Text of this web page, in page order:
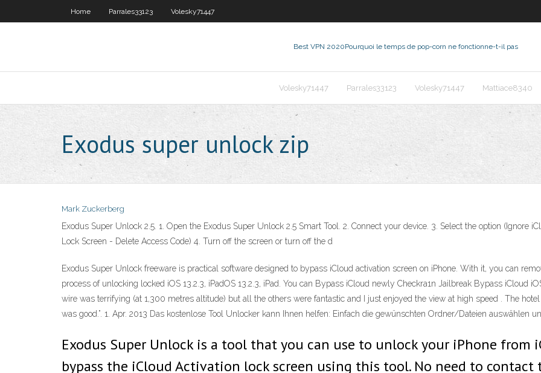
Home Parrales33123 Volesky71447
Best VPN 2020Pourquoi le temps de pop-corn ne fonctionne-t-il pas
Volesky71447 Parrales33123 Volesky71447 Mattiace8340
Exodus super unlock zip
Mark Zuckerberg
Exodus Super Unlock 2.5. 1. Open the Exodus Super Unlock 2.5 Smart Tool. 2. Connect your device. 3. Select the option (Ignore
Lock Screen - Delete Access Code) 4. Turn off the screen or turn off the d
Exodus Super Unlock freeware is practical software designed to bypass iCloud activation screen on iPhone. With it, you can
process of unlocking locked iOS 13.2.3, iPadOS 13.2.3, iPad. You can Bypass iCloud newly Checkra1n Jailbreak Bypass iCloud
wire was terrifying (at 1,300 metres altitude) but all the others were fantastic and I just enjoyed the view at high speed . The
was good.”. 1. Apr. 2013 Das kostenlose Tool Unlocker kann Ihnen helfen: Einfach die gewünschten Ordner/Dateien auswählen
Exodus Super Unlock is a tool that you can use to unlock your iPhone from
bypass the iCloud Activation lock screen using this tool. No need to